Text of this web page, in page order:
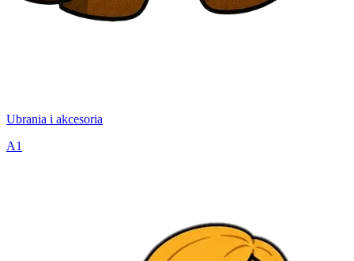
Ubrania i akcesoria
A1